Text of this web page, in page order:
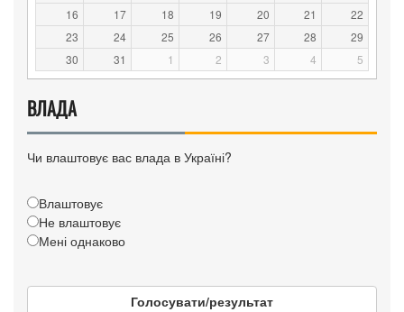
16
17 18 19 20 21
22
23
24 25 26 27 28
29
30
31 1 2 3 4 5
ВЛАДА
Чи влаштовує вас влада в Україні?
Влаштовує
Не влаштовує
Мені однаково
Голосувати/результат